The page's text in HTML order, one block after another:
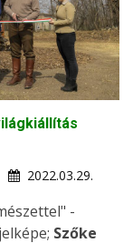
2022.03.29.
-
Szőke